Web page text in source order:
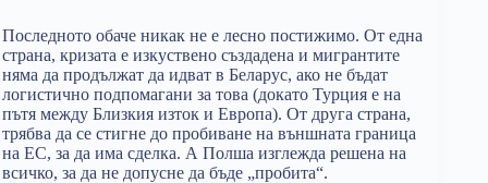
Последното обаче никак не е лесно постижимо. От една
страна, кризата е изкуствено създадена и мигрантите
няма да продължат да идват в Беларус, ако не бъдат
логистично подпомагани за това (докато Турция е на
пътя между Близкия изток и Европа). От друга страна,
трябва да се стигне до пробиване на външната граница
на ЕС, за да има сделка. А Полша изглежда решена на
всичко, за да не допусне да бъде „пробита“.